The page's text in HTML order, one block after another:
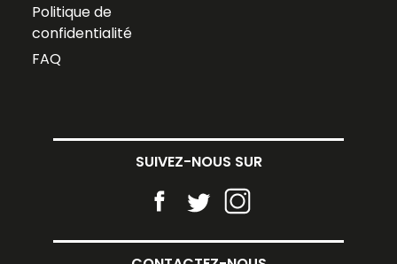
Politique de
confidentialité
FAQ
SUIVEZ-NOUS SUR